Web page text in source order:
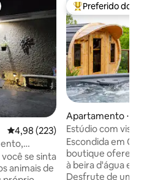
dos hóspedes
4,98 de uma avaliação média de
4,98 (223)
se sinta
animais de
Entre os
Preferido dos
Apartamento ⋅
Estúdio com vista
banheira de
piscina
Escondida em
boutique oferece
à beira d'água e
Desfrute de uma